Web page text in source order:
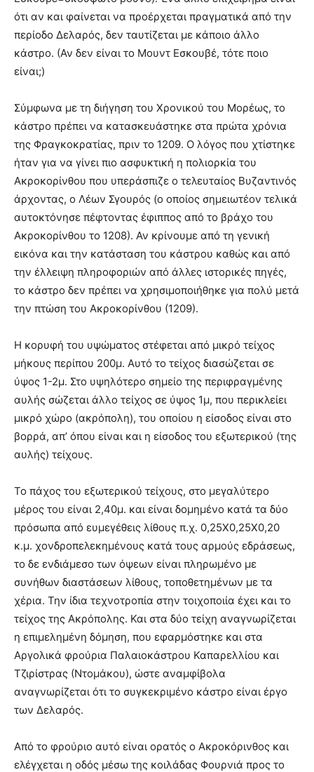
ότι αν και φαίνεται να προέρχεται πραγματικά από την
περίοδο Δελαρός, δεν ταυτίζεται με κάποιο άλλο
κάστρο. (Αν δεν είναι το Μουντ Εσκουβέ, τότε ποιο
είναι;)
Σύμφωνα με τη διήγηση του Χρονικού του Μορέως, το
κάστρο πρέπει να κατασκευάστηκε στα πρώτα χρόνια
της Φραγκοκρατίας, πριν το 1209. Ο λόγος που χτίστηκε
ήταν για να γίνει πιο ασφυκτική η πολιορκία του
Ακροκορίνθου που υπεράσπιζε ο τελευταίος Βυζαντινός
άρχοντας, ο Λέων Σγουρός (ο οποίος σημειωτέον τελικά
αυτοκτόνησε πέφτοντας έφιππος από το βράχο του
Ακροκορίνθου το 1208). Αν κρίνουμε από τη γενική
εικόνα και την κατάσταση του κάστρου καθώς και από
την έλλειψη πληροφοριών από άλλες ιστορικές πηγές,
το κάστρο δεν πρέπει να χρησιμοποιήθηκε για πολύ μετά
την πτώση του Ακροκορίνθου (1209).
Η κορυφή του υψώματος στέφεται από μικρό τείχος
μήκους περίπου 200μ. Αυτό το τείχος διασώζεται σε
ύψος 1-2μ. Στο υψηλότερο σημείο της περιφραγμένης
αυλής σώζεται άλλο τείχος σε ύψος 1μ, που περικλείει
μικρό χώρο (ακρόπολη), του οποίου η είσοδος είναι στο
βορρά, απ’ όπου είναι και η είσοδος του εξωτερικού (της
αυλής) τείχους.
Το πάχος του εξωτερικού τείχους, στο μεγαλύτερο
μέρος του είναι 2,40μ. και είναι δομημένο κατά τα δύο
πρόσωπα από ευμεγέθεις λίθους π.χ. 0,25Χ0,25Χ0,20
κ.μ. χονδροπελεκημένους κατά τους αρμούς εδράσεως,
το δε ενδιάμεσο των όψεων είναι πληρωμένο με
συνήθων διαστάσεων λίθους, τοποθετημένων με τα
χέρια. Την ίδια τεχνοτροπία στην τοιχοποιία έχει και το
τείχος της Ακρόπολης. Και στα δύο τείχη αναγνωρίζεται
η επιμελημένη δόμηση, που εφαρμόστηκε και στα
Αργολικά φρούρια Παλαιοκάστρου Καπαρελλίου και
Τζιρίστρας (Ντομάκου), ώστε αναμφίβολα
αναγνωρίζεται ότι το συγκεκριμένο κάστρο είναι έργο
των Δελαρός.
Από το φρούριο αυτό είναι ορατός ο Ακροκόρινθος και
ελέγχεται η οδός μέσω της κοιλάδας Φουρνιά προς το